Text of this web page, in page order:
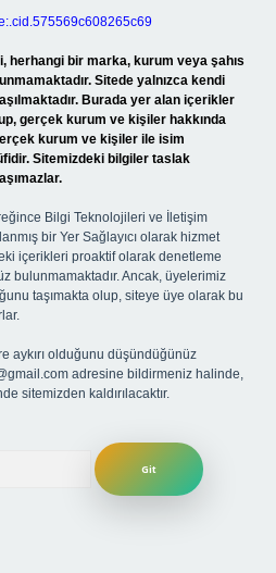
herhangi bir marka, kurum veya şahıs
Sitede yalnızca kendi
Burada yer alan içerikler
gerçek kurum ve kişiler hakkında
kurum ve kişiler ile isim
Sitemizdeki bilgiler taslak
Bilgi Teknolojileri ve İletişim
bir Yer Sağlayıcı olarak hizmet
içerikleri proaktif olarak denetleme
bulunmamaktadır. Ancak, üyelerimiz
taşımakta olup, siteye üye olarak bu
aykırı olduğunu düşündüğünüz
adresine bildirmeniz halinde,
sitemizden kaldırılacaktır.